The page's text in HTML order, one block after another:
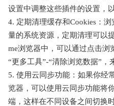
设置中调整这些插件的设置，
4. 定期清理缓存和Cookies：
量的系统资源，定期清理可以
me浏览器中，可以通过点击浏
“更多工具”-“清除浏览数据”，
5. 使用云同步功能：如果你经
览器，可以使用云同步功能将
端，这样在不同设备之间切换